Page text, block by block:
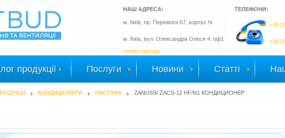
ТЕЛЕФОНИ:
+38
+38
НАШ АДРЕСА:
м. Київ, пр. Перемоги 67, корпус N
м. Київ, вул. Олександра Олеся 4, оф1
схема проїзду
продукції Послуги Новини Статті
КОНДИЦІОНЕРИ НАСТІННІ ZANUSSI ZACS-12 HF/N1 КОНДИЦИОНЕР